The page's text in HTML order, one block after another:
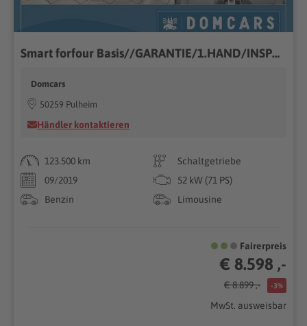
Smart forfour Basis//GARANTIE/1.HAND/INSPEKTION NEU//
Domcars
50259 Pulheim
Händler kontaktieren
123.500 km
Schaltgetriebe
09/2019
52 kW (71 PS)
Benzin
Limousine
Fairerpreis
€ 8.598 ,-
€ 8.899 ,- -3%
MwSt. ausweisbar